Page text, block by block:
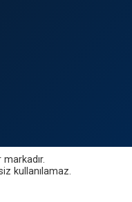
markadır.
kullanılamaz.